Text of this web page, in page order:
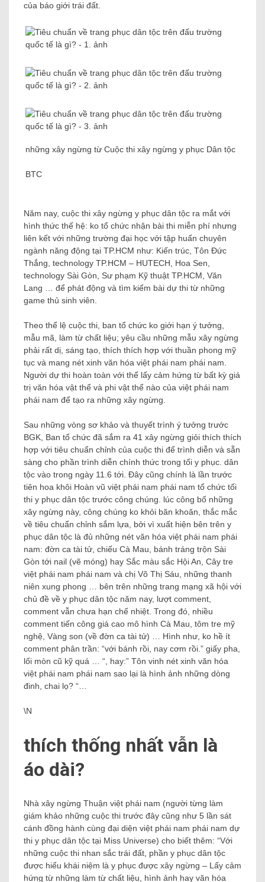
của báo giới trái đất.
những xây ngừng từ Cuộc thi xây ngừng y phục Dân tộc
BTC
Năm nay, cuộc thi xây ngừng y phục dân tộc ra mắt với
hình thức thế hệ: ko tổ chức nhận bài thi miễn phí nhưng
liên kết với những trường đại học với tập huấn chuyên
ngành năng động tại TP.HCM như: Kiến trúc, Tôn Đức
Thắng, technology TP.HCM – HUTECH, Hoa Sen,
technology Sài Gòn, Sư phạm Kỹ thuật TP.HCM, Văn
Lang … để phát động và tìm kiếm bài dự thi từ những
game thủ sinh viên.
Theo thể lệ cuộc thi, ban tổ chức ko giới hạn ý tưởng,
mẫu mã, làm từ chất liệu; yêu cầu những mẫu xây ngừng
phải rất dị, sáng tạo, thích thích hợp với thuần phong mỹ
tục và mang nét xinh văn hóa việt phái nam phái nam.
Người dự thi hoàn toàn với thể lấy cảm hứng từ bất kỳ giá
trị văn hóa vật thể và phi vật thể nào của việt phái nam
phái nam để tạo ra những xây ngừng.
Sau những vòng sơ khảo và thuyết trình ý tưởng trước
BGK, Ban tổ chức đã sắm ra 41 xây ngừng giỏi thích thích
hợp với tiêu chuẩn chỉnh của cuộc thi để trình diễn và sẵn
sàng cho phần trình diễn chính thức trong tối y phục. dân
tộc vào trong ngày 11.6 tới. Đây cũng chính là lần trước
tiên hoa khôi Hoàn vũ việt phái nam phái nam tổ chức tối
thi y phục dân tộc trước công chúng. lúc công bố những
xây ngừng này, công chúng ko khỏi băn khoăn, thắc mắc
về tiêu chuẩn chỉnh sắm lựa, bởi vì xuất hiện bên trên y
phục dân tộc là đủ những nét văn hóa việt phái nam phái
nam: đờn ca tài tử, chiếu Cà Mau, bánh tráng trộn Sài
Gòn tới nail (vẽ móng) hay Sắc màu sắc Hội An, Cây tre
việt phái nam phái nam và chị Võ Thị Sáu, những thanh
niên xung phong … bên trên những trang mạng xã hội với
chủ đề về y phục dân tộc năm nay, lượt comment,
comment vẫn chưa hạn chế nhiệt. Trong đó, nhiều
comment tiến công giá cao mô hình Cà Mau, tôm tre mỹ
nghệ, Vàng son (về đờn ca tài tử) … Hình như, ko hề ít
comment phân trần: “với bánh rồi, nay cơm rồi.” giấy pha,
lối mòn cũ kỹ quá … “, hay:” Tôn vinh nét xinh văn hóa
việt phái nam phái nam sao lại là hình ảnh những dòng
đinh, chai lọ? “…
\N
thích thống nhất vẫn là
áo dài?
Nhà xây ngừng Thuận việt phái nam (người từng làm
giám khảo những cuộc thi trước đây cũng như 5 lần sát
cánh đồng hành cùng đại diện việt phái nam phái nam dự
thi y phục dân tộc tại Miss Universe) cho biết thêm: “Với
những cuộc thi nhan sắc trái đất, phần y phục dân tộc
được hiểu khái niệm là y phục được xây ngừng – Lấy cảm
hứng từ những làm từ chất liệu, hình ảnh hay văn hóa